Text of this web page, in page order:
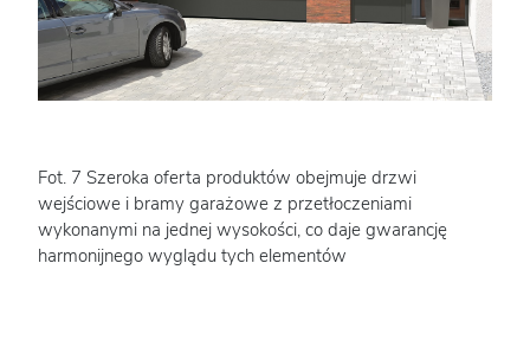
Fot. 7 Szeroka oferta produktów obejmuje drzwi
wejściowe i bramy garażowe z przetłoczeniami
wykonanymi na jednej wysokości, co daje gwarancję
harmonijnego wyglądu tych elementów